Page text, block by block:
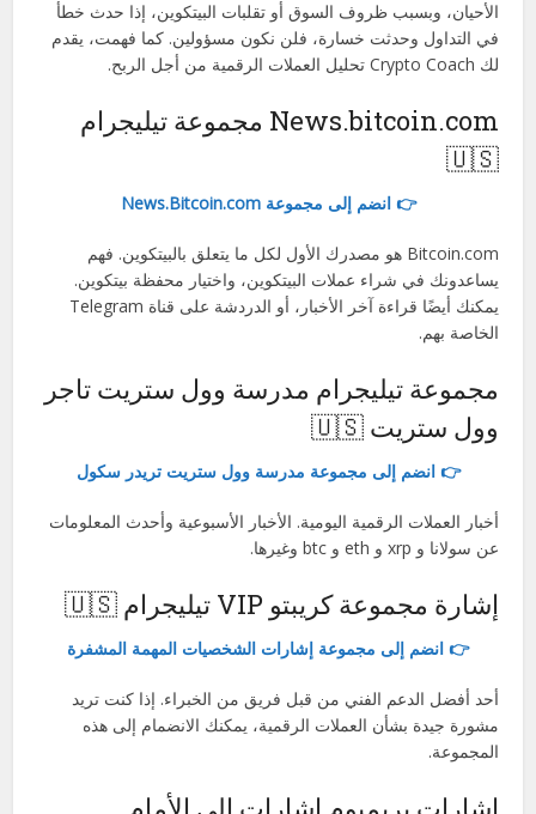
الأحيان، وبسبب ظروف السوق أو تقلبات البيتكوين، إذا حدث خطأ
في التداول وحدثت خسارة، فلن نكون مسؤولين. كما فهمت، يقدم
لك Crypto Coach تحليل العملات الرقمية من أجل الربح.
News.bitcoin.com مجموعة تيليجرام
🇺🇸
👉 انضم إلى مجموعة News.Bitcoin.com
Bitcoin.com هو مصدرك الأول لكل ما يتعلق بالبيتكوين. فهم
يساعدونك في شراء عملات البيتكوين، واختيار محفظة بيتكوين.
يمكنك أيضًا قراءة آخر الأخبار، أو الدردشة على قناة Telegram
الخاصة بهم.
مجموعة تيليجرام مدرسة وول ستريت تاجر
وول ستريت 🇺🇸
👉 انضم إلى مجموعة مدرسة وول ستريت تريدر سكول
أخبار العملات الرقمية اليومية. الأخبار الأسبوعية وأحدث المعلومات
عن سولانا و xrp و eth و btc وغيرها.
إشارة مجموعة كريبتو VIP تيليجرام 🇺🇸
👉 انضم إلى مجموعة إشارات الشخصيات المهمة المشفرة
أحد أفضل الدعم الفني من قبل فريق من الخبراء. إذا كنت تريد
مشورة جيدة بشأن العملات الرقمية، يمكنك الانضمام إلى هذه
المجموعة.